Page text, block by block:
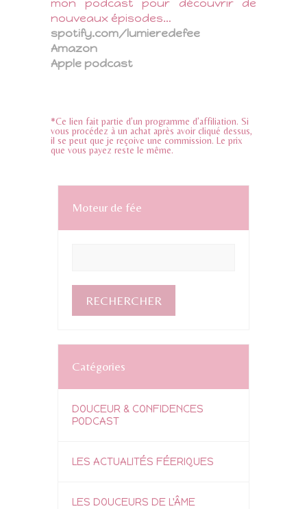
mon podcast pour découvrir de
nouveaux épisodes…
spotify.com/lumieredefee
Amazon
Apple podcast
*Ce lien fait partie d’un programme d’affiliation. Si
vous procédez à un achat après avoir cliqué dessus,
il se peut que je reçoive une commission. Le prix
que vous payez reste le même.
Moteur de fée
Catégories
DOUCEUR & CONFIDENCES
PODCAST
LES ACTUALITÉS FÉERIQUES
LES DOUCEURS DE L'ÂME